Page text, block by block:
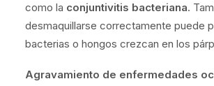
como la conjuntivitis bacteriana.
desmaquillarse correctamente puede
bacterias o hongos crezcan en los
Agravamiento de enfermedades